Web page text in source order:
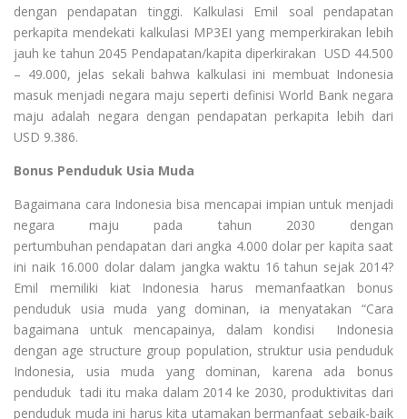
dengan pendapatan tinggi. Kalkulasi Emil soal pendapatan
perkapita mendekati kalkulasi MP3EI yang memperkirakan lebih
jauh ke tahun 2045 Pendapatan/kapita diperkirakan USD 44.500
– 49.000, jelas sekali bahwa kalkulasi ini membuat Indonesia
masuk menjadi negara maju seperti definisi World Bank negara
maju adalah negara dengan pendapatan perkapita lebih dari
USD 9.386.
Bonus Penduduk Usia Muda
Bagaimana cara Indonesia bisa mencapai impian untuk menjadi
negara maju pada tahun 2030 dengan
pertumbuhan pendapatan dari angka 4.000 dolar per kapita saat
ini naik 16.000 dolar dalam jangka waktu 16 tahun sejak 2014?
Emil memiliki kiat Indonesia harus memanfaatkan bonus
penduduk usia muda yang dominan, ia menyatakan “Cara
bagaimana untuk mencapainya, dalam kondisi Indonesia
dengan age structure group population, struktur usia penduduk
Indonesia, usia muda yang dominan, karena ada bonus
penduduk tadi itu maka dalam 2014 ke 2030, produktivitas dari
penduduk muda ini harus kita utamakan bermanfaat sebaik-baik